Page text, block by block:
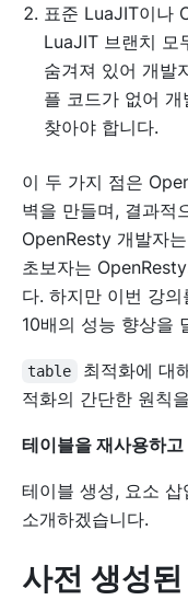
표준 LuaJIT이나
LuaJIT 브랜치 모
숨겨져 있어 개발
플 코드가 없어
찾아야 합니다.
이 두 가지 점은
벽을 만들며, 결과적
OpenResty 개발자
초보자는
다. 하지만 이번 강
10배의 성능 향상을
table 최적화에 대
적화의 간단한 원칙
테이블을 재사용하
테이블 생성, 요소
소개하겠습니다.
사전 생성